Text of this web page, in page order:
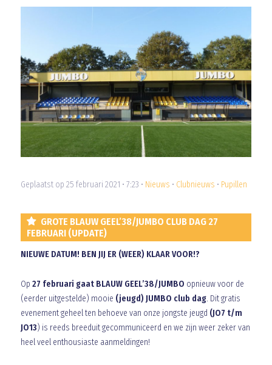
Geplaatst op 25 februari 2021 • 7:23 • Nieuws • Clubnieuws • Pupillen
GROTE BLAUW GEEL’38/JUMBO CLUB DAG 27
FEBRUARI (UPDATE)
NIEUWE DATUM! BEN JIJ ER (WEER) KLAAR VOOR!?
Op 27 februari gaat BLAUW GEEL’38/JUMBO opnieuw voor de
(eerder uitgestelde) mooie (jeugd) JUMBO club dag. Dit gratis
evenement geheel ten behoeve van onze jongste jeugd (JO7 t/m
JO13) is reeds breeduit gecommuniceerd en we zijn weer zeker van
heel veel enthousiaste aanmeldingen!